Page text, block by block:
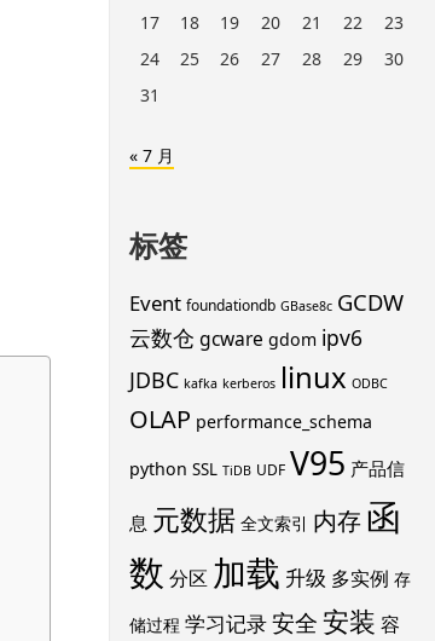
17
18 19 20 21 22
23
24
25 26 27 28 29
30
31
« 7 月
标签
Event foundationdb GBase8c GCDW
云数仓 gcware gdom ipv6
JDBC kafka kerberos linux ODBC
OLAP performance_schema
python SSL TiDB UDF V95 产品信
息 元数据 全文索引 内存函
数 分区 加载 升级 多实例 存
储过程 学习记录安全安装 容